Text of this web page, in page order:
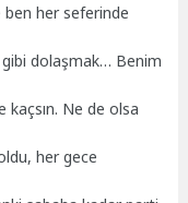
her seferinde
gibi dolaşmak… Benim
kaçsın. Ne de olsa
her gece